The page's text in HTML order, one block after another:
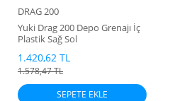
DRAG 200
Yuki Drag 200 Depo Grenajı İç
Plastik Sağ Sol
1.420,62 TL
1.578,47 TL
SEPETE EKLE